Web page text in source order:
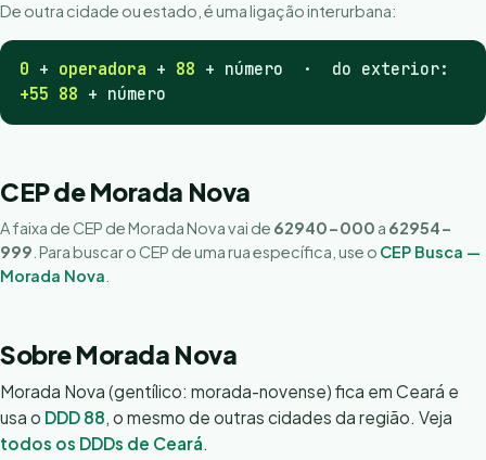
De outra cidade ou estado, é uma ligação interurbana:
0 + operadora + 88 + número · do exterior:
+55 88 + número
CEP de Morada Nova
A faixa de CEP de Morada Nova vai de 62940-000 a 62954-
999 . Para buscar o CEP de uma rua específica, use o CEP Busca —
Morada Nova
Sobre Morada Nova
Morada Nova (gentílico: morada-novense) fica em Ceará e
usa o DDD 88, o mesmo de outras cidades da região. Veja
todos os DDDs de Ceará.